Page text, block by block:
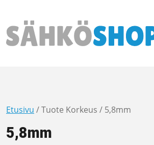
Päävalikko
Etusivu / Tuote Korkeus / 5,8mm
5,8mm